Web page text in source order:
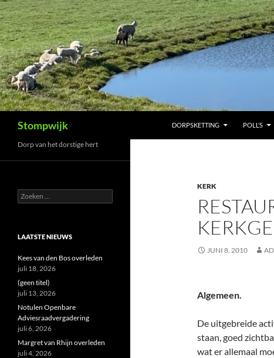
Ga
naar
de
inhoud
Stompwijk DORPSKETTING POLL’S
KERK
JUNI 8, 2010
Algemeen.
De uitgebreide
staan, goed
wat er allemaal
Dorp van het dorstige hert
Zoeken
naar:
LAATSTE NIEUWS
Kees van den Bos overleden
juli 18, 2026
(geen titel)
juli 13, 2026
Notulen Openbare
Adviesraadvergadering
juli 6, 2026
Margret van Rhijn overleden
juli 4, 2026